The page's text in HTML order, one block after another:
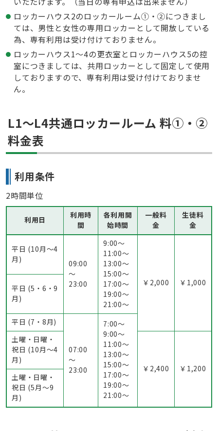
ロッカーハウス2のロッカールーム①・②につきまし
ては、男性と女性の専用ロッカーとして開放している
為、専有利用は受け付けておりません。
ロッカーハウス1〜4の更衣室とロッカーハウス5の控
室につきましては、共用ロッカーとして固定して使用
しておりますので、専有利用は受け付けておりませ
ん。
L1〜L4共通ロッカールーム 料①・②
料金表
利用条件
2時間単位
利用日
利用時
間
各利用開
始時間
一般料
金
生徒料
金
平日 (10月～4
月)
09:00
～
23:00
9:00〜
11:00〜
13:00〜
15:00〜
17:00〜
19:00〜
21:00〜
￥2,000 ￥1,000
平日 (5・6・9
月)
平日 (7・8月)
07:00
～
23:00
7:00〜
9:00〜
11:00〜
13:00〜
15:00〜
17:00〜
19:00〜
21:00〜
土曜・日曜・
祝日 (10月～4
月)
￥2,400
￥1,200
土曜・日曜・
祝日 (5月〜9
月)